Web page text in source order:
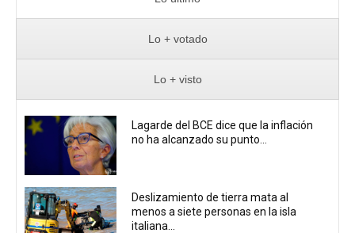
Lo + votado
Lo + visto
Lagarde del BCE dice que la inflación
no ha alcanzado su punto...
Deslizamiento de tierra mata al
menos a siete personas en la isla
italiana...